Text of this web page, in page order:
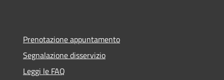
Prenotazione appuntamento
Segnalazione disservizio
Leggi le FAQ